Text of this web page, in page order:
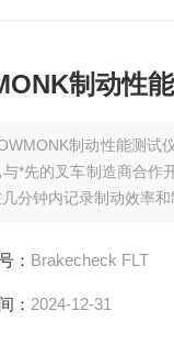
制动性
制动性能测试
*先的叉车制造商合作
分钟内记录制动效率和
： Brakecheck FLT
： 2024-12-31